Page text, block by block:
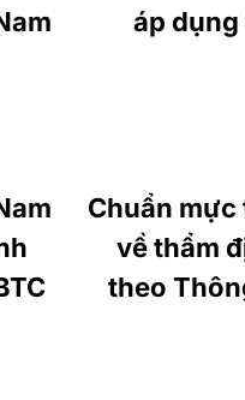
áp
Chuẩn mực
về thẩm
theo